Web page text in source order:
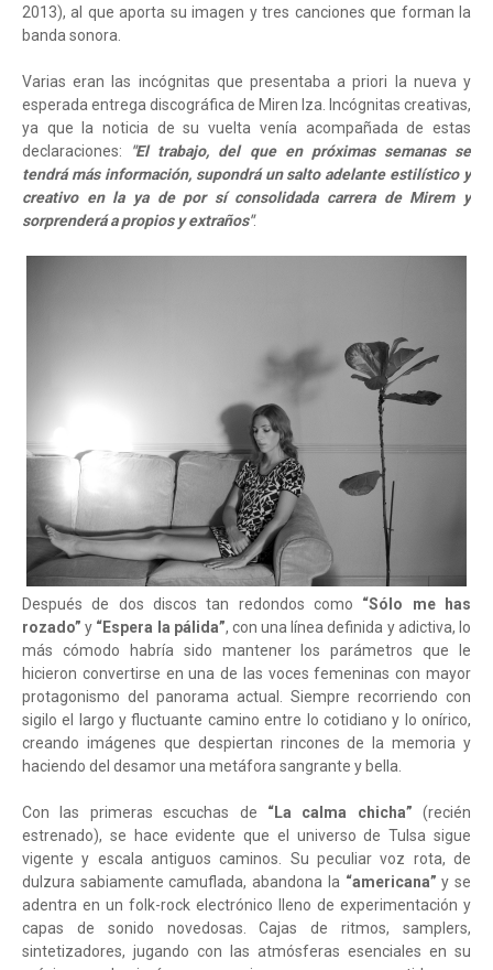
2013), al que aporta su imagen y tres canciones que forman la
banda sonora.
Varias eran las incógnitas que presentaba a priori la nueva y
esperada entrega discográfica de Miren Iza. Incógnitas creativas,
ya que la noticia de su vuelta venía acompañada de estas
declaraciones: "El trabajo, del que en próximas semanas se
tendrá más información, supondrá un salto adelante estilístico y
creativo en la ya de por sí consolidada carrera de Mirem y
sorprenderá a propios y extraños".
Después de dos discos tan redondos como “Sólo me has
rozado” y “Espera la pálida”, con una línea definida y adictiva, lo
más cómodo habría sido mantener los parámetros que le
hicieron convertirse en una de las voces femeninas con mayor
protagonismo del panorama actual. Siempre recorriendo con
sigilo el largo y fluctuante camino entre lo cotidiano y lo onírico,
creando imágenes que despiertan rincones de la memoria y
haciendo del desamor una metáfora sangrante y bella.
Con las primeras escuchas de “La calma chicha” (recién
estrenado), se hace evidente que el universo de Tulsa sigue
vigente y escala antiguos caminos. Su peculiar voz rota, de
dulzura sabiamente camuflada, abandona la “americana” y se
adentra en un folk-rock electrónico lleno de experimentación y
capas de sonido novedosas. Cajas de ritmos, samplers,
sintetizadores, jugando con las atmósferas esenciales en su